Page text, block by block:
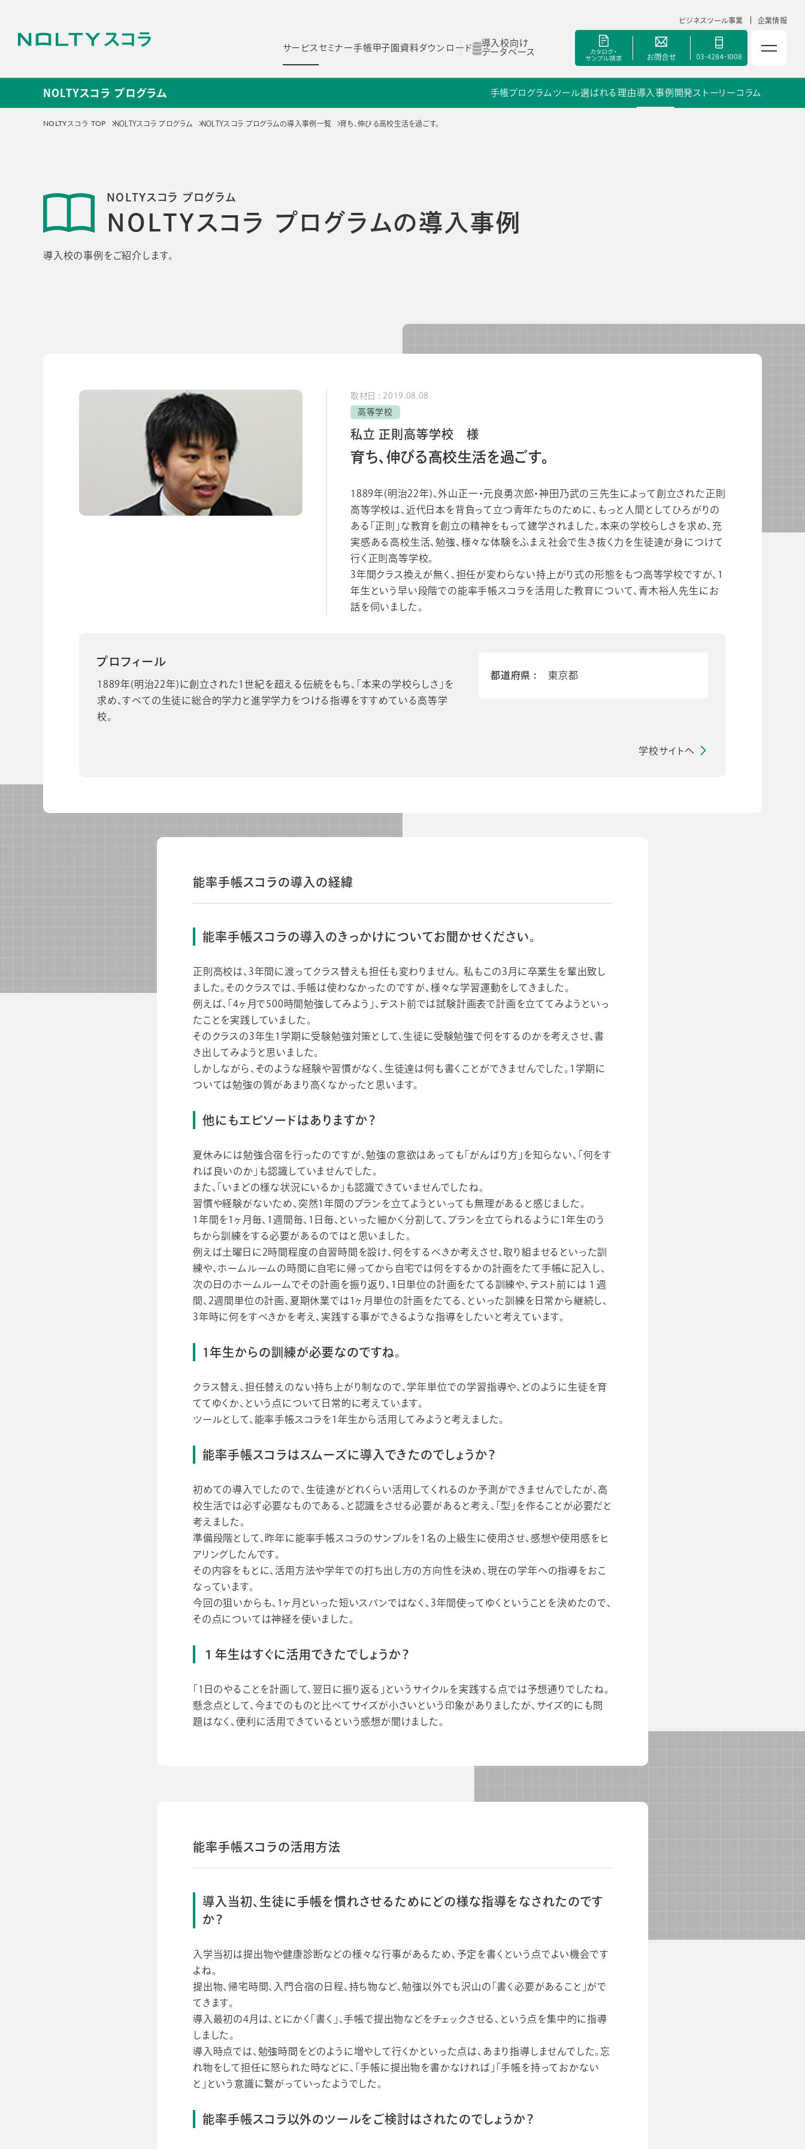
サービス セミナー手帳甲子園資料ダウンロード
導入校向け
データベース
ビジネスツール事業 企業情報
NOLTYスコラ プログラムスコログNOLTYスコラ 探究プログラムNOLTYスコラ 部活プログラムNOLTYスコラ 副担任mirAI
NOLTYスコラ
手帳
プログラムツール
NOLTYスコラ
探究活動とは
NOLTYスコラ フォーゼ
NOLTYスコラ
SDGsの取組み
利用規約採用情報
NOLTYスコラ プログラム 手帳プログラムツール選ばれる理由導入事例 開発ストーリー コラム
NOLTYスコラ TOP NOLTYスコラ プログラム NOLTYスコラ プログラムの導入事例一覧 育ち、伸びる高校生活を過ごす。
NOLTYスコラ プログラムの導入事例
NOLTYスコラ プログラム
導入校の事例をご紹介します。
取材日 : 2019.08.08
高等学校
私立 正則高等学校 様
育ち、伸びる高校生活を過ごす。
1889年(明治22年)、外山正一・元良勇次郎・神田乃武の三先生によって創立された正則
高等学校は、近代日本を背負って立つ青年たちのために、もっと人間としてひろがりの
ある「正則」な教育を創立の精神をもって建学されました。本来の学校らしさを求め、充
実感ある高校生活、勉強、様々な体験をふまえ社会で生き抜く力を生徒達が身につけて
行く正則高等学校。
3年間クラス換えが無く、担任が変わらない持上がり式の形態をもつ高等学校ですが、1
年生という早い段階での能率手帳スコラを活用した教育について、青木裕人先生にお
話を伺いました。
プロフィール
1889年(明治22年)に創立された1世紀を超える伝統をもち、「本来の学校らしさ」を
求め、すべての生徒に総合的学力と進学学力をつける指導をすすめている高等学
校。
都道府県 東京都
学校サイトへ
能率手帳スコラの導入の経緯
能率手帳スコラの導入のきっかけについてお聞かせください。
正則高校は、3年間に渡ってクラス替えも担任も変わりません。 私もこの3月に卒業生を輩出致し
ました。そのクラスでは、手帳は使わなかったのですが、様々な学習運動をしてきました。
例えば、「4ヶ月で500時間勉強してみよう」、テスト前では試験計画表で計画を立ててみようといっ
たことを実践していました。
そのクラスの3年生1学期に受験勉強対策として、生徒に受験勉強で何をするのかを考えさせ、書
き出してみようと思いました。
しかしながら、そのような経験や習慣がなく、生徒達は何も書くことができませんでした。1学期に
ついては勉強の質があまり高くなかったと思います。
他にもエピソードはありますか？
夏休みには勉強合宿を行ったのですが、勉強の意欲はあっても「がんばり方」を知らない、「何をす
れば良いのか」も認識していませんでした。
また、「いまどの様な状況にいるか」も認識できていませんでしたね。
習慣や経験がないため、突然1年間のプランを立てようといっても無理があると感じました。
1年間を1ヶ月毎、1週間毎、1日毎、といった細かく分割して、プランを立てられるように1年生のう
ちから訓練をする必要があるのではと思いました。
例えば土曜日に2時間程度の自習時間を設け、何をするべきか考えさせ、取り組ませるといった訓
練や、ホームルームの時間に自宅に帰ってから自宅では何をするかの計画をたて手帳に記入し、
次の日のホームルームでその計画を振り返り、1日単位の計画をたてる訓練や、テスト前には１週
間、2週間単位の計画、夏期休業では1ヶ月単位の計画をたてる、といった訓練を日常から継続し、
3年時に何をすべきかを考え、実践する事ができるような指導をしたいと考えています。
1年生からの訓練が必要なのですね。
クラス替え、担任替えのない持ち上がり制なので、学年単位での学習指導や、どのように生徒を育
ててゆくか、という点について日常的に考えています。
ツールとして、能率手帳スコラを1年生から活用してみようと考えました。
能率手帳スコラはスムーズに導入できたのでしょうか？
初めての導入でしたので、生徒達がどれくらい活用してくれるのか予測ができませんでしたが、高
校生活では必ず必要なものである、と認識をさせる必要があると考え、「型」を作ることが必要だと
考えました。
準備段階として、昨年に能率手帳スコラのサンプルを1名の上級生に使用させ、感想や使用感をヒ
アリングしたんです。
その内容をもとに、活用方法や学年での打ち出し方の方向性を決め、現在の学年への指導をおこ
なっています。
今回の狙いからも、1ヶ月といった短いスパンではなく、3年間使ってゆくということを決めたので、
その点については神経を使いました。
１年生はすぐに活用できたでしょうか？
「1日のやることを計画して、翌日に振り返る」というサイクルを実践する点では予想通りでしたね。
懸念点として、今までのものと比べてサイズが小さいという印象がありましたが、サイズ的にも問
題はなく、便利に活用できているという感想が聞けました。
能率手帳スコラの活用方法
導入当初、生徒に手帳を慣れさせるためにどの様な指導をなされたのです
か？
入学当初は提出物や健康診断などの様々な行事があるため、予定を書くという点でよい機会です
よね。
提出物、帰宅時間、入門合宿の日程、持ち物など、勉強以外でも沢山の「書く必要があること」がで
てきます。
導入最初の4月は、とにかく「書く」、手帳で提出物などをチェックさせる、という点を集中的に指導
しました。
導入時点では、勉強時間をどのように増やして行くかといった点は、あまり指導しませんでした。忘
れ物をして担任に怒られた時などに、「手帳に提出物を書かなければ」「手帳を持っておかない
と」という意識に繋がっていったようでした。
能率手帳スコラ以外のツールをご検討はされたのでしょうか？